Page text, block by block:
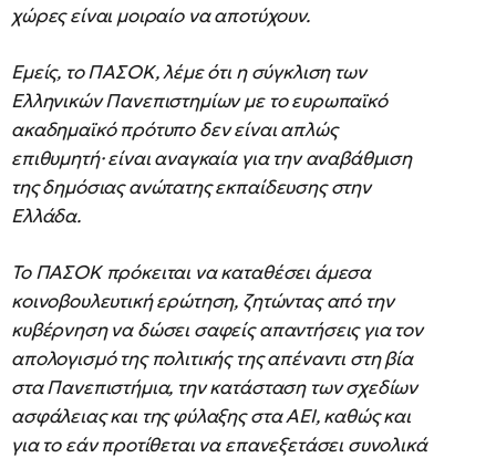
χώρες είναι μοιραίο να αποτύχουν.
Εμείς, το ΠΑΣΟΚ, λέμε ότι η σύγκλιση των
Ελληνικών Πανεπιστημίων με το ευρωπαϊκό
ακαδημαϊκό πρότυπο δεν είναι απλώς
επιθυμητή· είναι αναγκαία για την αναβάθμιση
της δημόσιας ανώτατης εκπαίδευσης στην
Ελλάδα.
Το ΠΑΣΟΚ πρόκειται να καταθέσει άμεσα
κοινοβουλευτική ερώτηση, ζητώντας από την
κυβέρνηση να δώσει σαφείς απαντήσεις για τον
απολογισμό της πολιτικής της απέναντι στη βία
στα Πανεπιστήμια, την κατάσταση των σχεδίων
ασφάλειας και της φύλαξης στα ΑΕΙ, καθώς και
για το εάν προτίθεται να επανεξετάσει συνολικά